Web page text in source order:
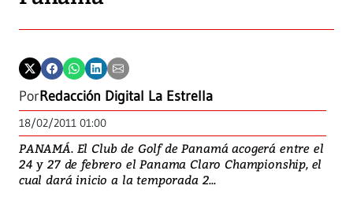
PorRedacción Digital La Estrella
18/02/2011 01:00
PANAMÁ. El Club de Golf de Panamá acogerá entre el
24 y 27 de febrero el Panama Claro Championship, el
cual dará inicio a la temporada 2...